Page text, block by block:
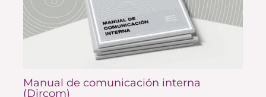
Manual de comunicación interna
(Dircom)